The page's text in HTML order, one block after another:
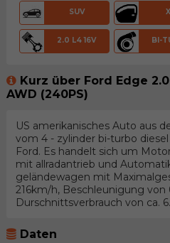
SUV
2.0 L4 16V BI-
Kurz über Ford Edge
AWD (240PS)
US amerikanisches Auto aus
vom 4 - zylinder bi-turbo
Ford. Es handelt sich um
mit allradantrieb und
geländewagen mit
216km/h, Beschleunigung von
Durschnittsverbrauch von ca.
Daten